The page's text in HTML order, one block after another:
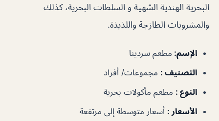
البحرية الهندية الشهية و السلطات البحرية، كذلك
والمشروبات الطازجة واللذيذة.
الإسم: مطعم سردينا
التصنيف : مجموعات/ أفراد
النوع : مطعم مأكولات بحرية
الأسعار : أسعار متوسطة إلى مرتفعة